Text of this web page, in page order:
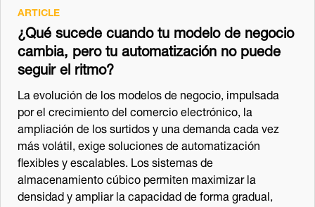
ARTICLE
¿Qué sucede cuando tu modelo de negocio
cambia, pero tu automatización no puede
seguir el ritmo?
La evolución de los modelos de negocio, impulsada
por el crecimiento del comercio electrónico, la
ampliación de los surtidos y una demanda cada vez
más volátil, exige soluciones de automatización
flexibles y escalables. Los sistemas de
almacenamiento cúbico permiten maximizar la
densidad y ampliar la capacidad de forma gradual,